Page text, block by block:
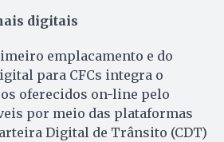
digitais
emplacamento e do
para CFCs integra o
oferecidos on-line pelo
por meio das plataformas
Digital de Trânsito (CDT)